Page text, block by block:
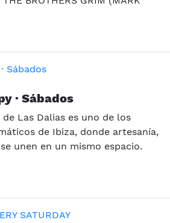
· Sábados
Las Dalias es uno de los
de Ibiza, donde artesanía,
unen en un mismo espacio.